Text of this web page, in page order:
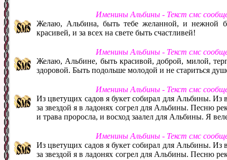
Именины Альбины - Текст смс
Желаю, Альбина, быть тебе желанной, и нежной
красивей, и за всех на свете быть счастливей!
Именины Альбины - Текст смс
Желаю, Альбине, быть красивой, доброй, милой,
здоровой. Быть подольше молодой и не стариться
Именины Альбины - Текст смс
Из цветущих садов я букет собирал для Альбины.
за звездой я в ладонях согрел для Альбины. Песню
и трава проросла, и восход заалел для Альбины. Я
Именины Альбины - Текст смс
Из цветущих садов я букет собирал для Альбины.
за звездой я в ладонях согрел для Альбины. Песню